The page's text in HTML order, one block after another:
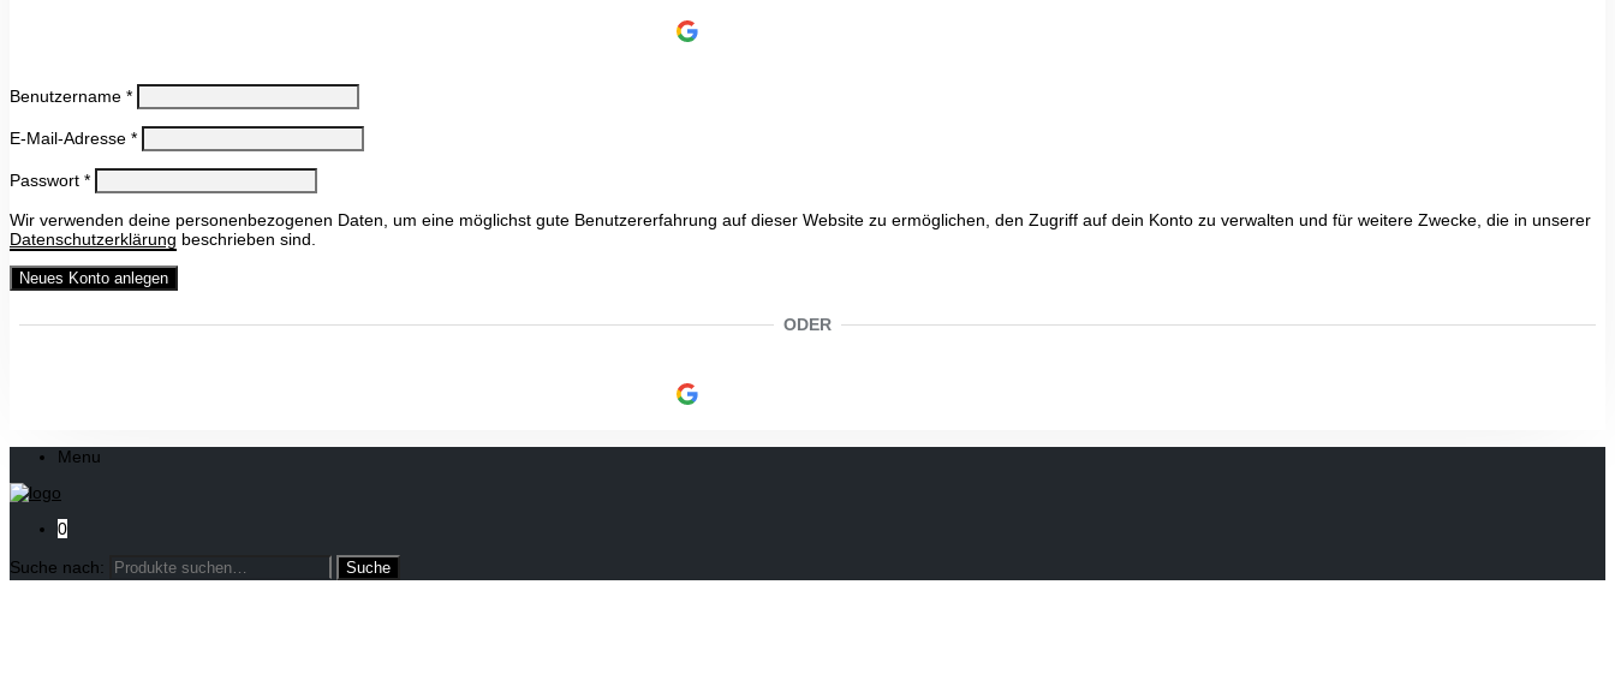
Benutzername *
E-Mail-Adresse *
Passwort *
Wir verwenden deine personenbezogenen Daten, um eine möglichst gute Benutzererfahrung auf dieser Website zu ermöglichen, den Zugriff auf dein Konto zu verwalten und für weitere Zwecke, die in unserer
Datenschutzerklärung beschrieben sind.
Neues Konto anlegen
ODER
Menu
0
Suche nach: